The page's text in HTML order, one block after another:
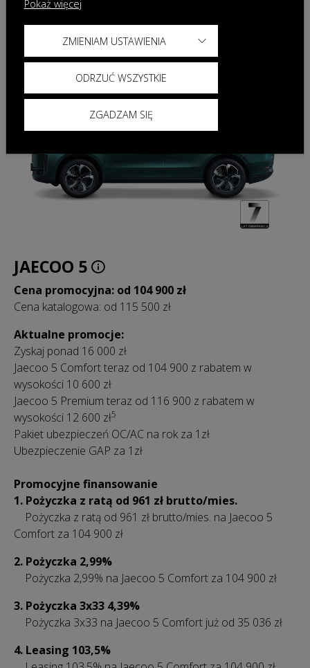
JAECOO 5
Cena promocyjna: od 104 900 zł
Cena katalogowa: od 115 500 zł
Aktualne promocje:
Zyskaj ponad 16 000 zł
Jaecoo 5 Comfort teraz od 104 900 z rabatem w
wysokości 10 600 zł
Jaecoo 5 Premium teraz od 116 900 z rabatem w
wysokości 12 600 zł5
Pakiet ubezpieczeń OC/AC na rok za 1zł
Ubezpieczenie GAP za 1zł
Promocyjne finansowanie
1. Pożyczka z ratą od 961 zł brutto/mies.
Pożyczka z ratą od 961 zł brutto/mies. na Jaecoo 5
Comfort za 104 900 zł
2. Pożyczka 2,99%
Pożyczka 2,99% na Jaecoo 5 Comfort za 104 900 zł
3. Pożyczka 3x33 4,39%
Pożyczka 3x33 na Jaecoo 5 Comfort już od 35 036 zł
4. Leasing 103,5%
Pokaż więcej
ZMIENIAM USTAWIENIA
ODRZUĆ WSZYSTKIE
ZGADZAM SIĘ